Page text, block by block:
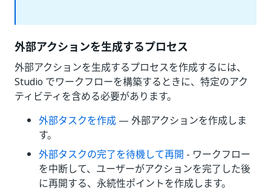
外部アクションを生成するプロセス
外部アクションを生成するプロセスを作成するには、
Studio でワークフローを構築するときに、特定のアク
ティビティを含める必要があります。
外部タスクを作成 — 外部アクションを作成しま
す。
外部タスクの完了を待機して再開 - ワークフロー
を中断して、ユーザーがアクションを完了した後
に再開する、永続性ポイントを作成します。